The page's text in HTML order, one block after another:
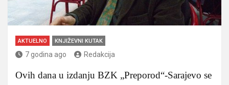
AKTUELNO KNJIŽEVNI KUTAK
7 godina ago Redakcija
Ovih dana u izdanju BZK „Preporod“-Sarajevo se